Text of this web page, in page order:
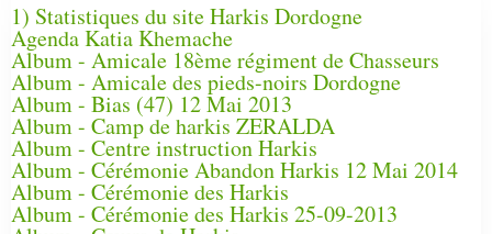
1) Statistiques du site Harkis Dordogne
Agenda Katia Khemache
Album - Amicale 18ème régiment de Chasseurs
Album - Amicale des pieds-noirs Dordogne
Album - Bias (47) 12 Mai 2013
Album - Camp de harkis ZERALDA
Album - Centre instruction Harkis
Album - Cérémonie Abandon Harkis 12 Mai 2014
Album - Cérémonie des Harkis
Album - Cérémonie des Harkis 25-09-2013